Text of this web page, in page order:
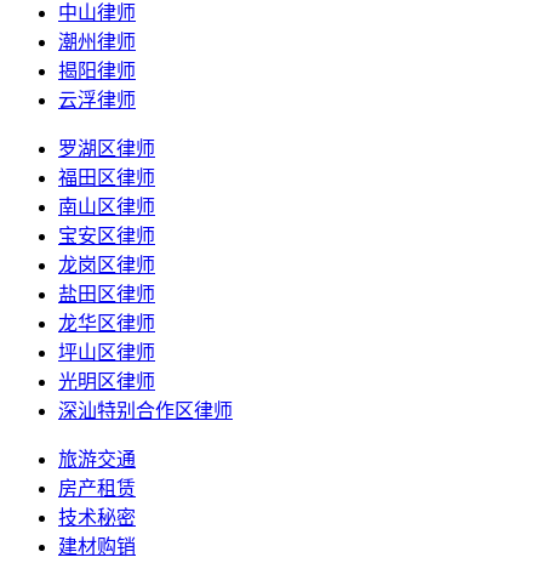
中山律师
潮州律师
揭阳律师
云浮律师
罗湖区律师
福田区律师
南山区律师
宝安区律师
龙岗区律师
盐田区律师
龙华区律师
坪山区律师
光明区律师
深汕特别合作区律师
旅游交通
房产租赁
技术秘密
建材购销